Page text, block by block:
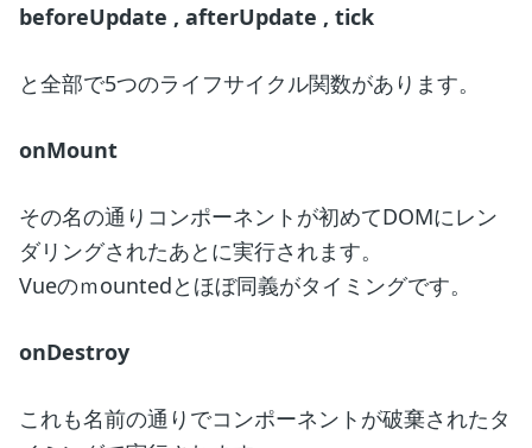
beforeUpdate , afterUpdate , tick
と全部で5つのライフサイクル関数があります。
onMount
その名の通りコンポーネントが初めてDOMにレン
ダリングされたあとに実行されます。
Vueのｍountedとほぼ同義がタイミングです。
onDestroy
これも名前の通りでコンポーネントが破棄されたタ